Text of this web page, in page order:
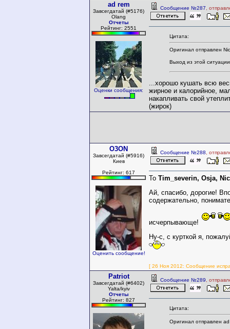
ad rem
Завсегдатай (#5176)
Olang
Отчеты
Рейтинг: 2551
Оценки сообщения:
Сообщение №287 ,
Цитата:
Оригинал отправлен
Выход из этой
...хорошо кушать всю
жирное и калорийное,
накапливать свой
(жирок)
O3ON
Завсегдатай (#5916)
Киев
Рейтинг: 617
Оценить сообщение!
Сообщение №288 ,
То Tim_severin, Osja,
Ай, спасибо, дорогие!
содержательно,
исчерпывающе!
Ну-с, с курткой я,
[ 26 Ноя 2012: Сообщение
Patriot
Завсегдатай (#6402)
Yalta/kyiv
Отчеты
Рейтинг: 827
Сообщение №289 ,
Цитата:
Оригинал отправлен ad